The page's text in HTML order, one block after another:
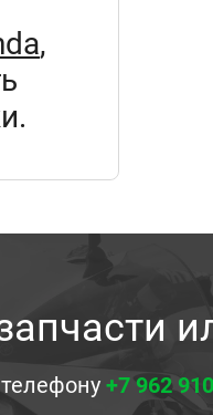
,
+7 962